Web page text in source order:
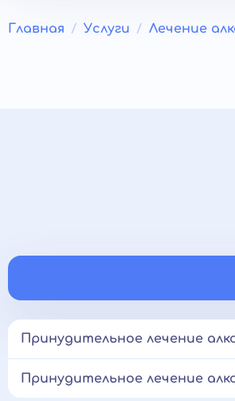
Главная Услуги Лечение
Принудительное лечение
Принудительное лечение